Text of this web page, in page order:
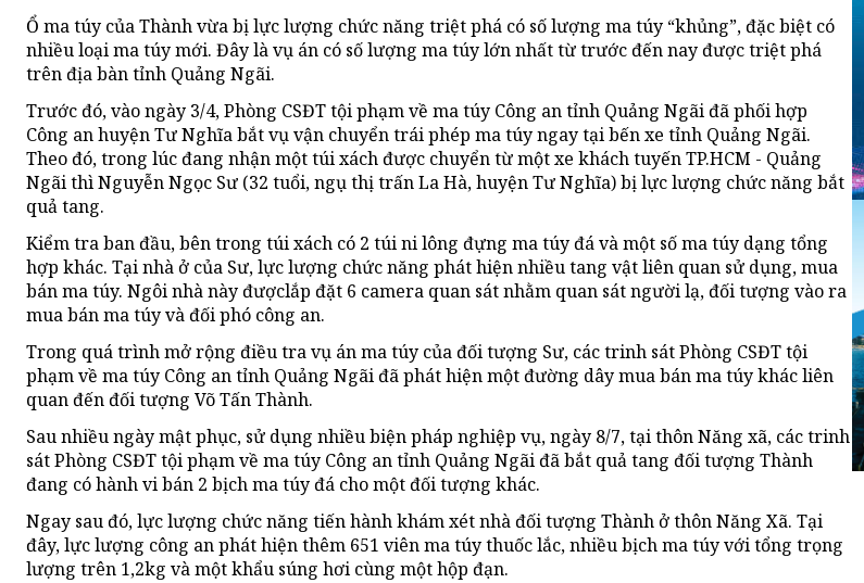
Ổ ma túy của Thành vừa bị lực lượng chức năng triệt phá có số lượng ma túy “khủng”, đặc biệt có
nhiều loại ma túy mới. Đây là vụ án có số lượng ma túy lớn nhất từ trước đến nay được triệt phá
trên địa bàn tỉnh Quảng Ngãi.
Trước đó, vào ngày 3/4, Phòng CSĐT tội phạm về ma túy Công an tỉnh Quảng Ngãi đã phối hợp
Công an huyện Tư Nghĩa bắt vụ vận chuyển trái phép ma túy ngay tại bến xe tỉnh Quảng Ngãi.
Theo đó, trong lúc đang nhận một túi xách được chuyển từ một xe khách tuyến TP.HCM - Quảng
Ngãi thì Nguyễn Ngọc Sư (32 tuổi, ngụ thị trấn La Hà, huyện Tư Nghĩa) bị lực lượng chức năng bắt
quả tang.
Kiểm tra ban đầu, bên trong túi xách có 2 túi ni lông đựng ma túy đá và một số ma túy dạng tổng
hợp khác. Tại nhà ở của Sư, lực lượng chức năng phát hiện nhiều tang vật liên quan sử dụng, mua
bán ma túy. Ngôi nhà này đượclắp đặt 6 camera quan sát nhằm quan sát người lạ, đối tượng vào ra
mua bán ma túy và đối phó công an.
Trong quá trình mở rộng điều tra vụ án ma túy của đối tượng Sư, các trinh sát Phòng CSĐT tội
phạm về ma túy Công an tỉnh Quảng Ngãi đã phát hiện một đường dây mua bán ma túy khác liên
quan đến đối tượng Võ Tấn Thành.
Sau nhiều ngày mật phục, sử dụng nhiều biện pháp nghiệp vụ, ngày 8/7, tại thôn Năng xã, các trinh
sát Phòng CSĐT tội phạm về ma túy Công an tỉnh Quảng Ngãi đã bắt quả tang đối tượng Thành
đang có hành vi bán 2 bịch ma túy đá cho một đối tượng khác.
Ngay sau đó, lực lượng chức năng tiến hành khám xét nhà đối tượng Thành ở thôn Năng Xã. Tại
đây, lực lượng công an phát hiện thêm 651 viên ma túy thuốc lắc, nhiều bịch ma túy với tổng trọng
lượng trên 1,2kg và một khẩu súng hơi cùng một hộp đạn.